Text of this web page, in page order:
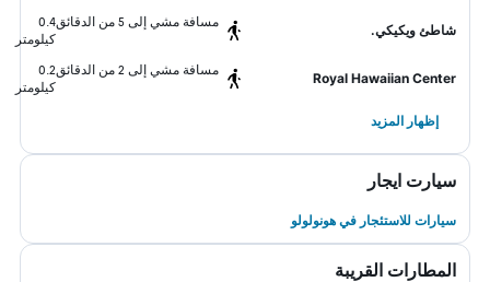
شاطئ ويكيكي.
مسافة مشي إلى 5 من الدقائق
0.4
كيلومتر
Royal Hawaiian Center
مسافة مشي إلى 2 من الدقائق
0.2
كيلومتر
إظهار المزيد
سيارت ايجار
سيارات للاستئجار في هونولولو
المطارات القريبة